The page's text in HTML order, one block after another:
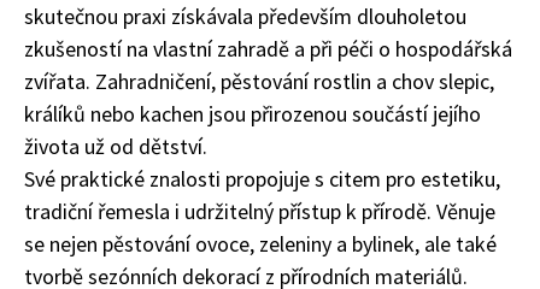
74 Kč
Objednat >
skutečnou praxi získávala především dlouholetou
zkušeností na vlastní zahradě a při péči o hospodářská
zvířata. Zahradničení, pěstování rostlin a chov slepic,
králíků nebo kachen jsou přirozenou součástí jejího
života už od dětství.
Své praktické znalosti propojuje s citem pro estetiku,
tradiční řemesla i udržitelný přístup k přírodě. Věnuje
se nejen pěstování ovoce, zeleniny a bylinek, ale také
tvorbě sezónních dekorací z přírodních materiálů.